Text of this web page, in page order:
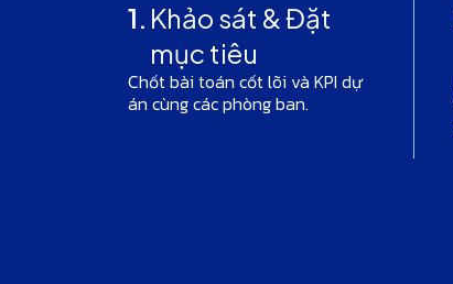
1. Khảo sát & Đặt
mục tiêu
Chốt bài toán cốt lõi và KPI dự
án cùng các phòng ban.